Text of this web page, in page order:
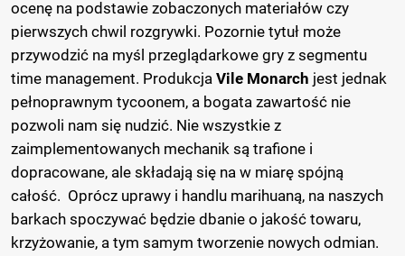
ocenę na podstawie zobaczonych materiałów czy
pierwszych chwil rozgrywki. Pozornie tytuł może
przywodzić na myśl przeglądarkowe gry z segmentu
time management. Produkcja Vile Monarch jest jednak
pełnoprawnym tycoonem, a bogata zawartość nie
pozwoli nam się nudzić. Nie wszystkie z
zaimplementowanych mechanik są trafione i
dopracowane, ale składają się na w miarę spójną
całość. Oprócz uprawy i handlu marihuaną, na naszych
barkach spoczywać będzie dbanie o jakość towaru,
krzyżowanie, a tym samym tworzenie nowych odmian.